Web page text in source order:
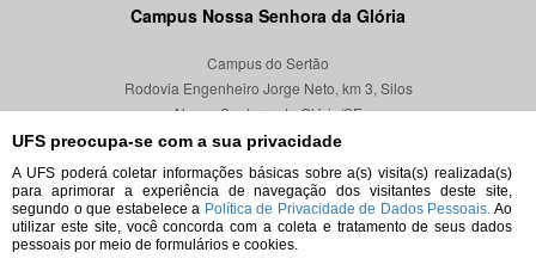
UFS preocupa-se com a sua privacidade
A UFS poderá coletar informações básicas sobre a(s) visita(s) realizada(s)
para aprimorar a experiência de navegação dos visitantes deste site,
segundo o que estabelece a Política de Privacidade de Dados Pessoais. Ao
utilizar este site, você concorda com a coleta e tratamento de seus dados
pessoais por meio de formulários e cookies.
Campus Nossa Senhora da Glória
Campus do Sertão
Rodovia Engenheiro Jorge Neto, km 3, Silos
Nossa Senhora da Glória/SE
CEP 49680-000
Localização